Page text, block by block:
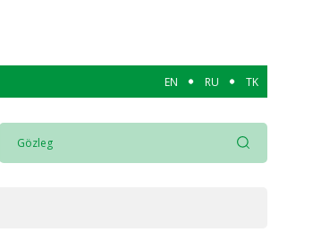
EN RU TK